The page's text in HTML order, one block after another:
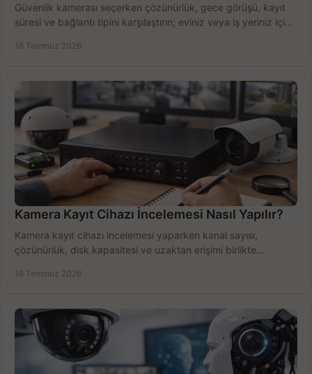
Güvenlik kamerası seçerken çözünürlük, gece görüşü, kayıt
süresi ve bağlantı tipini karşılaştırın; eviniz veya iş yeriniz için
18 Temmuz 2026
Kamera Kayıt Cihazı İncelemesi Nasıl Yapılır?
Kamera kayıt cihazı incelemesi yaparken kanal sayısı,
çözünürlük, disk kapasitesi ve uzaktan erişimi birlikte
16 Temmuz 2026